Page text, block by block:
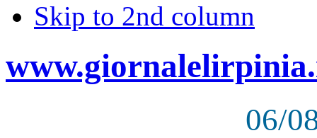
Skip to 2nd column
06/